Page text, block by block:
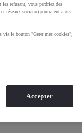
refusant, vous perdriez des
réseaux sociaux) pourraient alors
via le bouton "Gérer mes cookies",
Accepter